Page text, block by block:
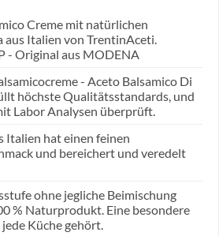
Creme mit natürlichen
aus Italien von TrentinAceti.
- Original aus MODENA
- Aceto Balsamico Di
höchste Qualitätsstandards, und
Labor Analysen überprüft.
Italien hat einen feinen
und bereichert und veredelt
ohne jegliche Beimischung
% Naturprodukt. Eine besondere
Küche gehört.